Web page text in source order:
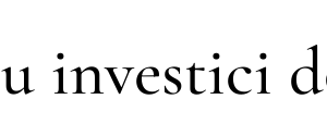
investici